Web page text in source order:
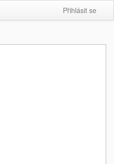
Přihlásit se